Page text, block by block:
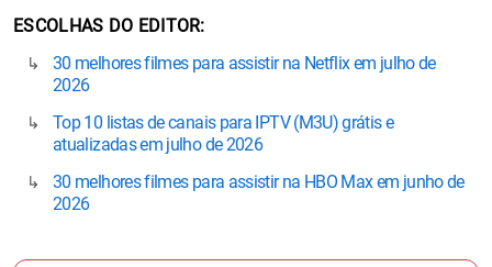
ESCOLHAS DO EDITOR
30 melhores filmes para assistir na Netflix em julho de
2026
Top 10 listas de canais para IPTV (M3U) grátis e
atualizadas em julho de 2026
30 melhores filmes para assistir na HBO Max em junho de
2026